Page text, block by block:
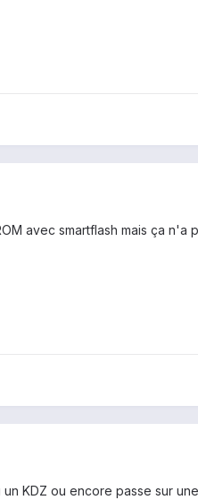
avec smartflash mais ça
KDZ ou encore passe sur une